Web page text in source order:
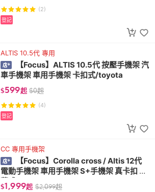
(2)
登記
ALTIS 10.5代 專用
【Focus】ALTIS 10.5代 按壓手機架 汽
車手機架 車用手機架 卡扣式/toyota
$599起 $0起
(4)
登記
CC 專用手機架
【Focus】Corolla cross / Altis 12代
電動手機架 車用手機架 S+手機架 真卡扣 螢
幕式
$1,999起 $2,099起